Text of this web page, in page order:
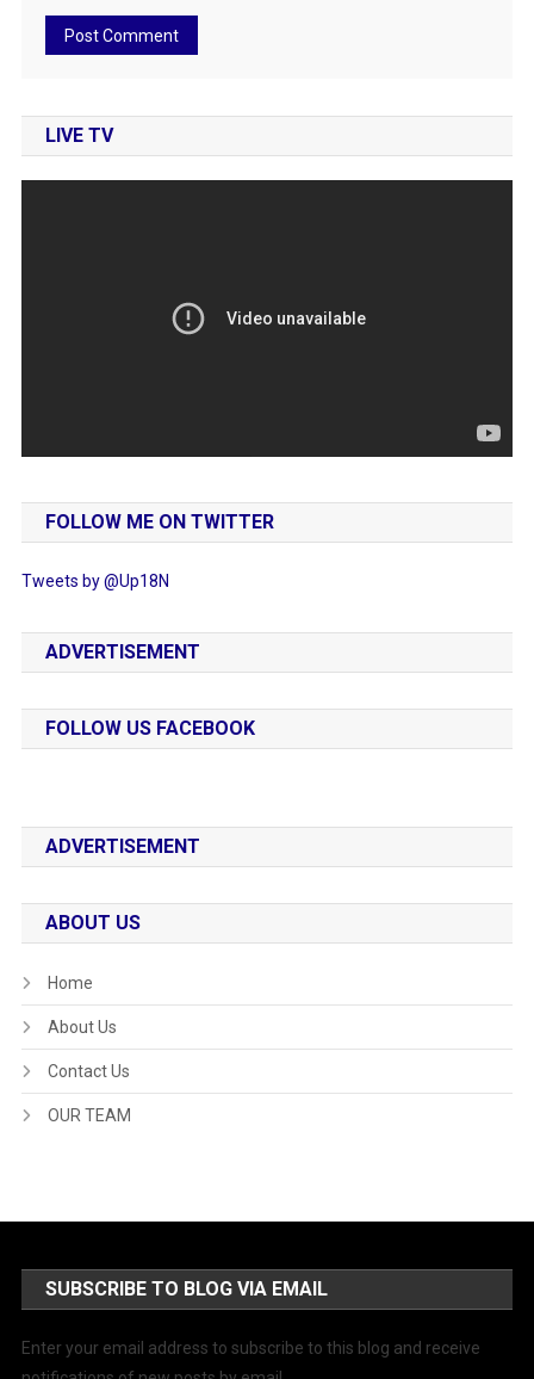
LIVE TV
FOLLOW ME ON TWITTER
Tweets by @Up18N
ADVERTISEMENT
FOLLOW US FACEBOOK
ADVERTISEMENT
ABOUT US
Home
About Us
Contact Us
OUR TEAM
SUBSCRIBE TO BLOG VIA EMAIL
Enter your email address to subscribe to this blog and receive